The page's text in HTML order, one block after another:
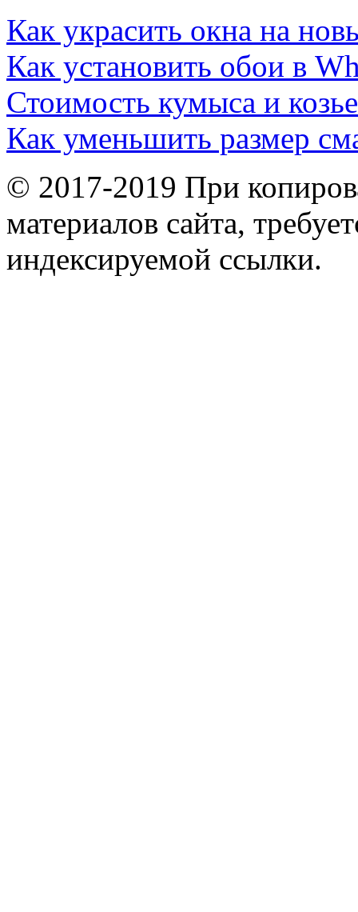
Как украсить окна на
Как установить обои в
Стоимость кумыса и
Как уменьшить размер
© 2017-2019 При
материалов сайта,
индексируемой ссылки.